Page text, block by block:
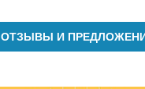
ОТЗЫВЫ И